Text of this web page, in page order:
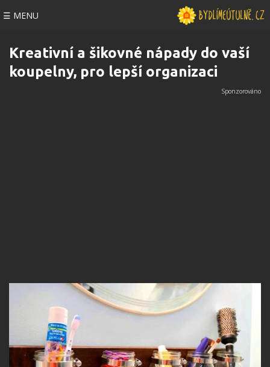
☰ MENU
Kreativní a šikovné nápady do vaší
koupelny, pro lepší organizaci